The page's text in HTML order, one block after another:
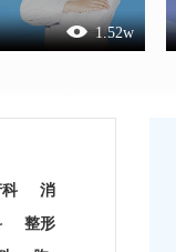
1.52w
消
整形